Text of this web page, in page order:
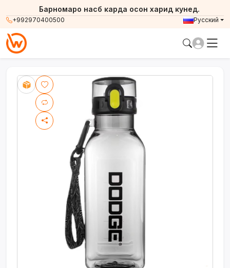
+992970400500
Барномаро насб карда осон харид кунед.
Русский